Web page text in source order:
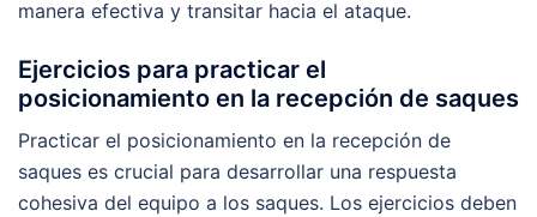
manera efectiva y transitar hacia el ataque.
Ejercicios para practicar el
posicionamiento en la recepción de saques
Practicar el posicionamiento en la recepción de
saques es crucial para desarrollar una respuesta
cohesiva del equipo a los saques. Los ejercicios deben